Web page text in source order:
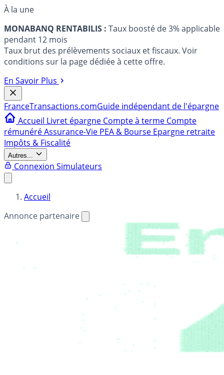
À la une
MONABANQ RENTABILIS : Taux boosté de 3% applicable
pendant 12 mois
Taux brut des prélèvements sociaux et fiscaux. Voir
conditions sur la page dédiée à cette offre.
En Savoir Plus
FranceTransactions.comGuide indépendant de l'épargne
Accueil Livret épargne Compte à terme Compte
rémunéréAssurance-Vie PEA & Bourse Epargne retraite
Impôts & Fiscalité
Autres...
Connexion Simulateurs
Accueil
Annonce partenaire